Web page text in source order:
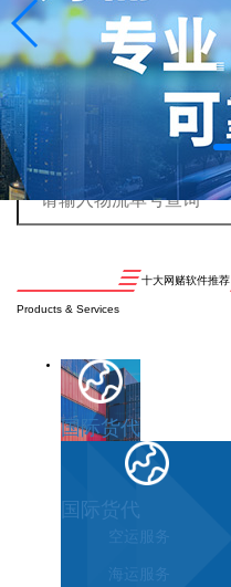
十大网赌软件推荐
Products & Services
国际货代
国际货代
空运服务
海运服务